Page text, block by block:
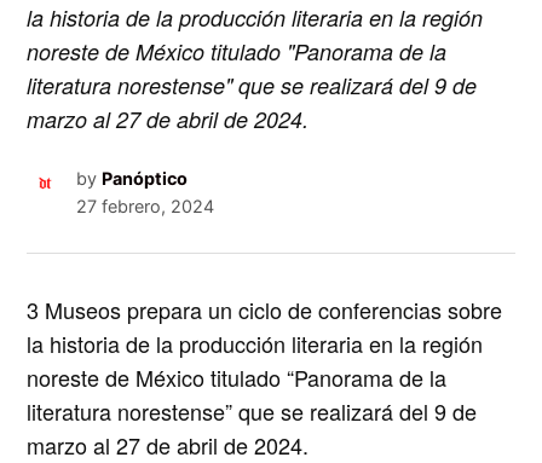
la historia de la producción literaria en la región
noreste de México titulado "Panorama de la
literatura norestense" que se realizará del 9 de
marzo al 27 de abril de 2024.
by Panóptico
27 febrero, 2024
3 Museos prepara un ciclo de conferencias sobre
la historia de la producción literaria en la región
noreste de Méxicotitulado “Panorama de la
literatura norestense” que se realizará del 9 de
marzo al 27 de abril de 2024.